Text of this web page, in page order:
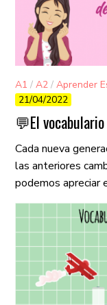
A1 /A2 /Aprender
Aprender inglés
21/04/2022
💬El
Cada nueva
las anteriores
podemos apreciar